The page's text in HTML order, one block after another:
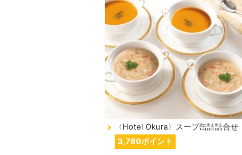
〈Hotel Okura〉スープ缶詰詰合せ
3,780ポイント